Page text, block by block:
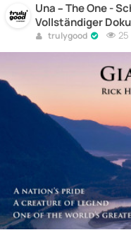
Una – The One -
Vollständiger
trulygood 25